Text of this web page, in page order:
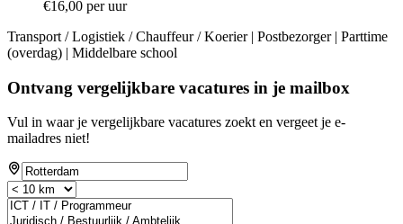
€16,00 per uur
Transport / Logistiek / Chauffeur / Koerier | Postbezorger | Parttime
(overdag) | Middelbare school
Ontvang vergelijkbare vacatures in je mailbox
Vul in waar je vergelijkbare vacatures zoekt en vergeet je e-
mailadres niet!